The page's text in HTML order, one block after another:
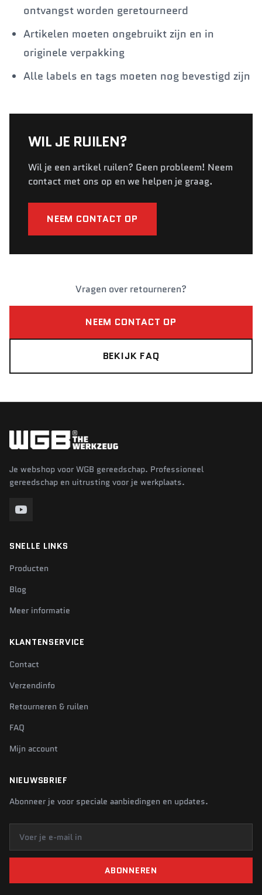
ontvangst worden geretourneerd
Artikelen moeten ongebruikt zijn en in
originele verpakking
Alle labels en tags moeten nog bevestigd zijn
WIL JE RUILEN?
Wil je een artikel ruilen? Geen probleem! Neem
contact met ons op en we helpen je graag.
NEEM CONTACT OP
Vragen over retourneren?
NEEM CONTACT OP
BEKIJK FAQ
Je webshop voor WGB gereedschap. Professioneel
gereedschap en uitrusting voor je werkplaats.
SNELLE LINKS
Producten
Blog
Meer informatie
KLANTENSERVICE
Contact
Verzendinfo
Retourneren & ruilen
FAQ
Mijn account
NIEUWSBRIEF
Abonneer je voor speciale aanbiedingen en updates.
Voer je e-mail in
ABONNEREN